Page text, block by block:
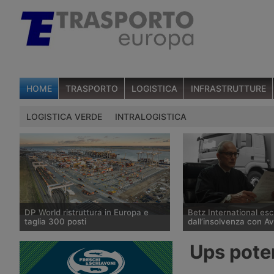
HOME TRASPORTO LOGISTICA INFRASTRUTTURE
LOGISTICA VERDE INTRALOGISTICA
DP World ristruttura in Europa e
taglia 300 posti
DP World conferma trecento esuberi
nelle attività europee dopo l’uscita di
tre dirigenti senior, mentre Londra e
Betz International
dall’insolvenza con
storico spedizioniere
International, in
Ups